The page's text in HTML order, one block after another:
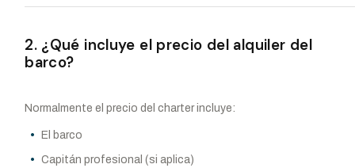
2. ¿Qué incluye el precio del alquiler del
barco?
Normalmente el precio del charter incluye:
El barco
Capitán profesional (si aplica)